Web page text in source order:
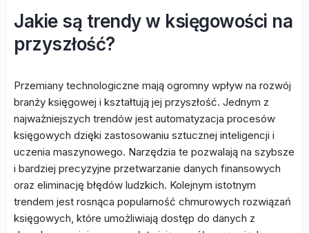
Jakie są trendy w księgowości na
przyszłość?
Przemiany technologiczne mają ogromny wpływ na rozwój
branży księgowej i kształtują jej przyszłość. Jednym z
najważniejszych trendów jest automatyzacja procesów
księgowych dzięki zastosowaniu sztucznej inteligencji i
uczenia maszynowego. Narzędzia te pozwalają na szybsze
i bardziej precyzyjne przetwarzanie danych finansowych
oraz eliminację błędów ludzkich. Kolejnym istotnym
trendem jest rosnąca popularność chmurowych rozwiązań
księgowych, które umożliwiają dostęp do danych z